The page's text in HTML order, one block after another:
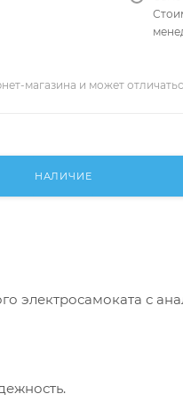
магазина и может
НАЛИЧИЕ
электросамоката с